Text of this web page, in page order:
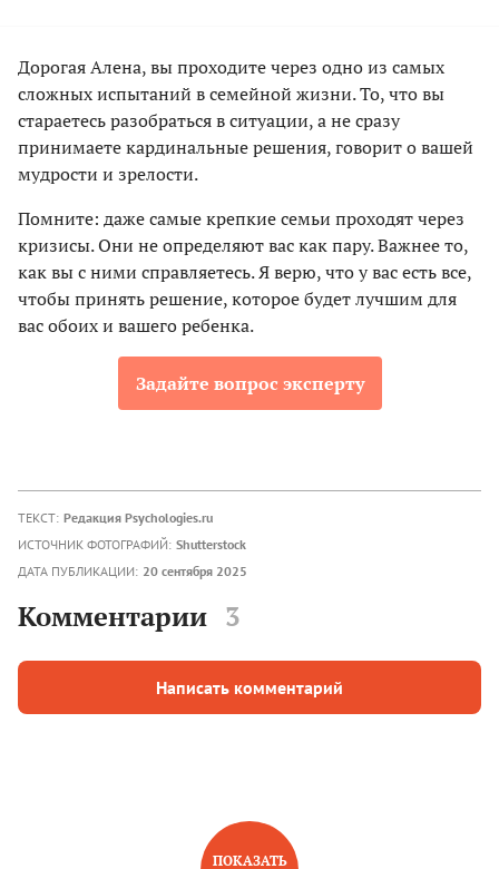
Дорогая Алена, вы проходите через одно из самых
сложных испытаний в семейной жизни. То, что вы
стараетесь разобраться в ситуации, а не сразу
принимаете кардинальные решения, говорит о вашей
мудрости и зрелости.
Помните: даже самые крепкие семьи проходят через
кризисы. Они не определяют вас как пару. Важнее то,
как вы с ними справляетесь. Я верю, что у вас есть все,
чтобы принять решение, которое будет лучшим для
вас обоих и вашего ребенка.
Задайте вопрос эксперту
ТЕКСТ: Редакция Psychologies.ru
ИСТОЧНИК ФОТОГРАФИЙ: Shutterstock
ДАТА ПУБЛИКАЦИИ: 20 сентября 2025
Комментарии 3
Написать комментарий
ПОКАЗАТЬ